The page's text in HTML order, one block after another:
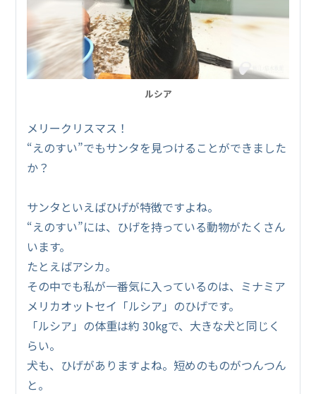
ルシア
メリークリスマス！
“えのすい”でもサンタを見つけることができました
か？
サンタといえばひげが特徴ですよね。
“えのすい”には、ひげを持っている動物がたくさん
います。
たとえばアシカ。
その中でも私が一番気に入っているのは、ミナミア
メリカオットセイ「ルシア」のひげです。
「ルシア」の体重は約 30kgで、大きな犬と同じく
らい。
犬も、ひげがありますよね。短めのものがつんつん
と。